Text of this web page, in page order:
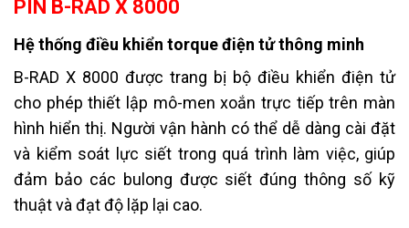
PIN B-RAD X 8000
Hệ thống điều khiển torque điện tử thông minh
B-RAD X 8000 được trang bị bộ điều khiển điện tử
cho phép thiết lập mô-men xoắn trực tiếp trên màn
hình hiển thị. Người vận hành có thể dễ dàng cài đặt
và kiểm soát lực siết trong quá trình làm việc, giúp
đảm bảo các bulong được siết đúng thông số kỹ
thuật và đạt độ lặp lại cao.